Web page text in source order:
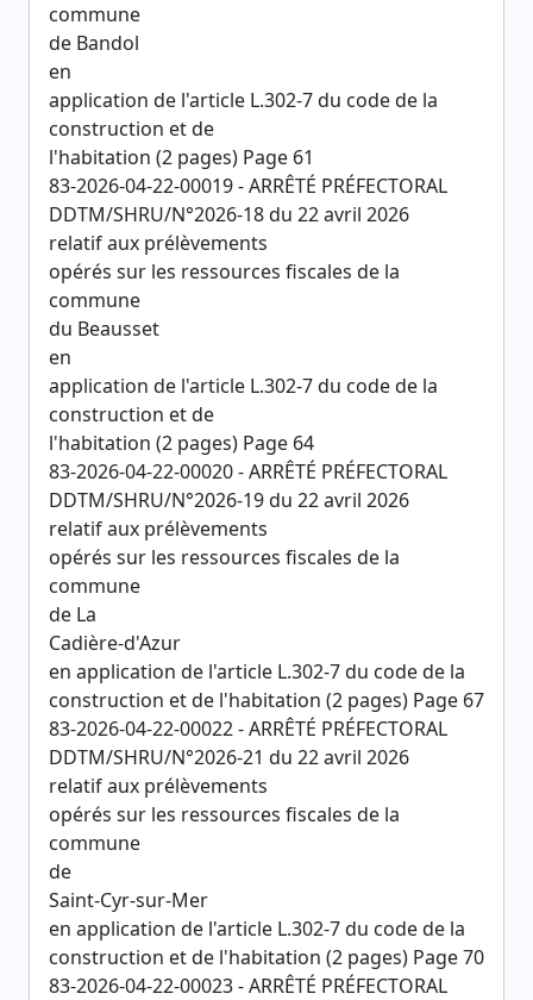
commune
de Bandol
en
application de l'article L.302-7 du code de la
construction et de
l'habitation (2 pages) Page 61
83-2026-04-22-00019 - ARRÊTÉ PRÉFECTORAL
DDTM/SHRU/N°2026-18 du 22 avril 2026
relatif aux prélèvements
opérés sur les ressources fiscales de la
commune
du Beausset
en
application de l'article L.302-7 du code de la
construction et de
l'habitation (2 pages) Page 64
83-2026-04-22-00020 - ARRÊTÉ PRÉFECTORAL
DDTM/SHRU/N°2026-19 du 22 avril 2026
relatif aux prélèvements
opérés sur les ressources fiscales de la
commune
de La
Cadière-d'Azur
en application de l'article L.302-7 du code de la
construction et de l'habitation (2 pages) Page 67
83-2026-04-22-00022 - ARRÊTÉ PRÉFECTORAL
DDTM/SHRU/N°2026-21 du 22 avril 2026
relatif aux prélèvements
opérés sur les ressources fiscales de la
commune
de
Saint-Cyr-sur-Mer
en application de l'article L.302-7 du code de la
construction et de l'habitation (2 pages) Page 70
83-2026-04-22-00023 - ARRÊTÉ PRÉFECTORAL